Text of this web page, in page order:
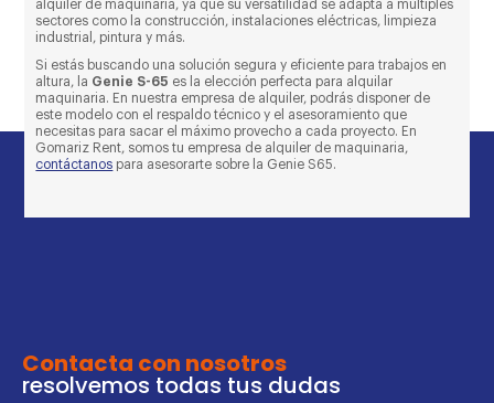
alquiler de maquinaria, ya que su versatilidad se adapta a múltiples
sectores como la construcción, instalaciones eléctricas, limpieza
industrial, pintura y más.
Si estás buscando una solución segura y eficiente para trabajos en
altura, la Genie S-65 es la elección perfecta para alquilar
maquinaria. En nuestra empresa de alquiler, podrás disponer de
este modelo con el respaldo técnico y el asesoramiento que
necesitas para sacar el máximo provecho a cada proyecto. En
Gomariz Rent, somos tu empresa de alquiler de maquinaria,
contáctanos para asesorarte sobre la Genie S65.
Contacta con nosotros
resolvemos todas tus dudas